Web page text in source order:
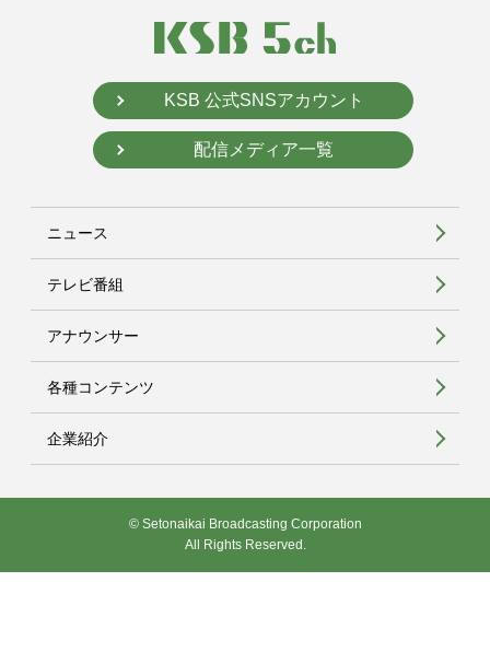
KSB 公式SNSアカウント
配信メディア一覧
ニュース
テレビ番組
アナウンサー
各種コンテンツ
企業紹介
© Setonaikai Broadcasting Corporation
All Rights Reserved.